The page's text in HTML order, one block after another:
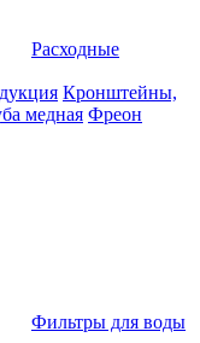
Расходные
Кронштейны,
медная Фреон
Фильтры для воды